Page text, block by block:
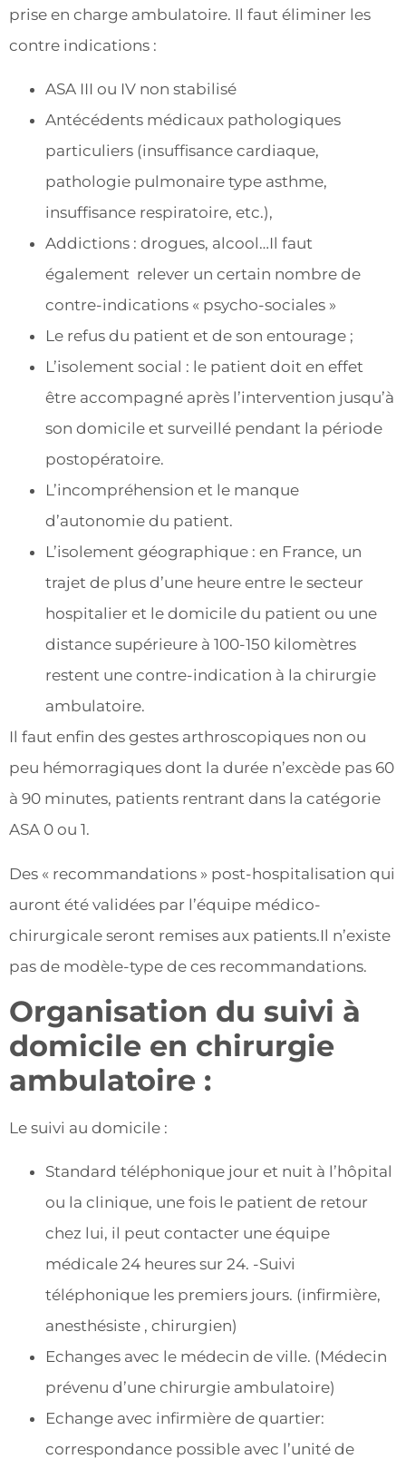
prise en charge ambulatoire. Il faut éliminer les
contre indications :
ASA III ou IV non stabilisé
Antécédents médicaux pathologiques
particuliers (insuffisance cardiaque,
pathologie pulmonaire type asthme,
insuffisance respiratoire, etc.),
Addictions : drogues, alcool…Il faut
également relever un certain nombre de
contre-indications « psycho-sociales »
Le refus du patient et de son entourage ;
L’isolement social : le patient doit en effet
être accompagné après l’intervention jusqu’à
son domicile et surveillé pendant la période
postopératoire.
L’incompréhension et le manque
d’autonomie du patient.
L’isolement géographique : en France, un
trajet de plus d’une heure entre le secteur
hospitalier et le domicile du patient ou une
distance supérieure à 100-150 kilomètres
restent une contre-indication à la chirurgie
ambulatoire.
Il faut enfin des gestes arthroscopiques non ou
peu hémorragiques dont la durée n’excède pas 60
à 90 minutes, patients rentrant dans la catégorie
ASA 0 ou 1.
Des « recommandations » post-hospitalisation qui
auront été validées par l’équipe médico-
chirurgicale seront remises aux patients.Il n’existe
pas de modèle-type de ces recommandations.
Organisation du suivi à
domicile en chirurgie
ambulatoire :
Le suivi au domicile :
Standard téléphonique jour et nuit à l’hôpital
ou la clinique, une fois le patient de retour
chez lui, il peut contacter une équipe
médicale 24 heures sur 24. -Suivi
téléphonique les premiers jours. (infirmière,
anesthésiste , chirurgien)
Echanges avec le médecin de ville. (Médecin
prévenu d’une chirurgie ambulatoire)
Echange avec infirmière de quartier:
correspondance possible avec l’unité de